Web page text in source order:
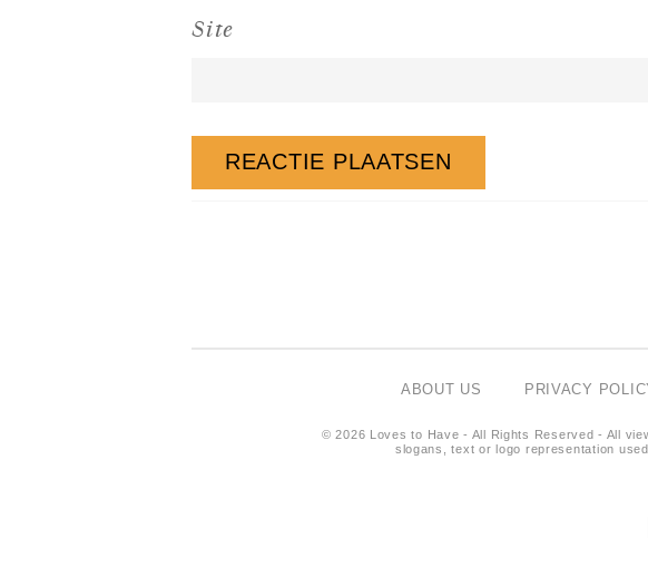
Site
ABOUT US PRIVACY
© 2026 Loves to Have - All Rights Reserved - All
slogans, text or logo representation